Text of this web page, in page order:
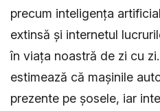
precum inteligența
extinsă și internetul
în viața noastră de zi cu
estimează că mașinile
prezente pe șosele, iar